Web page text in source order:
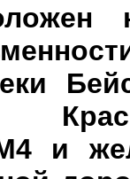
и